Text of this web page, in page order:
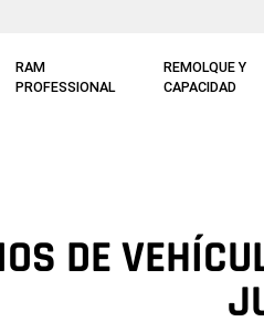
RAM
PROFESSIONAL
REMOLQUE Y
CAPACIDAD
DE